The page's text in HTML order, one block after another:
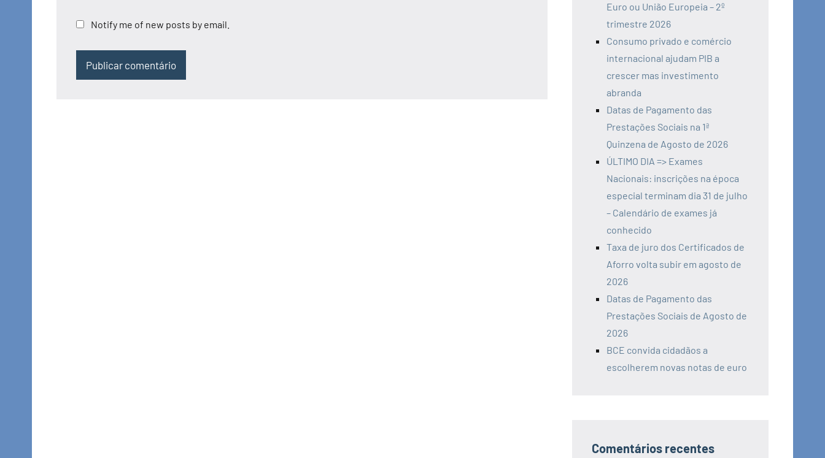
Notify me of new posts by email.
Euro ou União Europeia – 2º
trimestre 2026
Consumo privado e comércio
internacional ajudam PIB a
crescer mas investimento
abranda
Datas de Pagamento das
Prestações Sociais na 1ª
Quinzena de Agosto de 2026
ÚLTIMO DIA => Exames
Nacionais: inscrições na época
especial terminam dia 31 de julho
– Calendário de exames já
conhecido
Taxa de juro dos Certificados de
Aforro volta subir em agosto de
2026
Datas de Pagamento das
Prestações Sociais de Agosto de
2026
BCE convida cidadãos a
escolherem novas notas de euro
Comentários recentes